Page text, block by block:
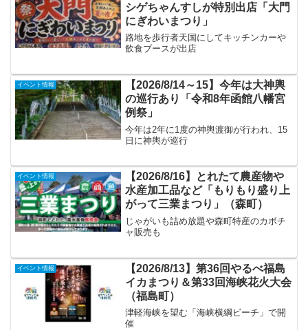
シゲちゃんすしが特別出店「大門
にぎわいまつり」
路地を歩行者天国にしてキッチンカーや
飲食ブースが出店
イベント情報
【2026/8/14～15】今年は大神輿
の巡行あり「令和8年函館八幡宮
例祭」
今年は2年に1度の神輿渡御が行われ、15
日に神輿が巡行
イベント情報
【2026/8/16】とれたて農産物や
水産加工品など「もりもり盛り上
がって三業まつり」（森町）
じゃがいも詰め放題や森町特産のカボチ
ャ販売も
イベント情報
【2026/8/13】第36回やるべ福島
イカまつり＆第33回海峡花火大会
（福島町）
津軽海峡を望む「海峡横綱ビーチ」で開
催